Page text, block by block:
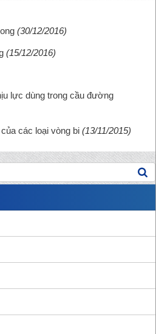
(30/12/2016)
(15/12/2016)
lực dùng trong cầu đường
các loại vòng bi (13/11/2015)